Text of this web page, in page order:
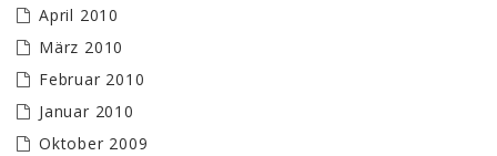
April 2010
März 2010
Februar 2010
Januar 2010
Oktober 2009